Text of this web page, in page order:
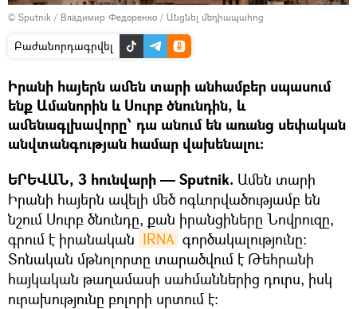
© Sputnik / Владимир Федоренко / Անցնել մեդիապահոց
Բաժանորդագրվել
Իրանի հայերն ամեն տարի անհամբեր սպասում
ենք Ամանորին և Սուրբ ծնունդին, և
ամենագլխավորը՝ դա անում են առանց սեփական
անվտանգության համար վախենալու:
ԵՐԵՎԱՆ, 3 հունվարի — Sputnik. Ամեն տարի
Իրանի հայերն ավելի մեծ ոգևորվածությամբ են
նշում Սուրբ ծնունդը, քան իրանցիները Նովրուզը,
գրում է իրանական IRNA գործակալությունը:
Տոնական մթնոլորտը տարածվում է Թեհրանի
հայկական թաղամասի սահմաններից դուրս, իսկ
ուրախությունը բոլորի սրտում է: